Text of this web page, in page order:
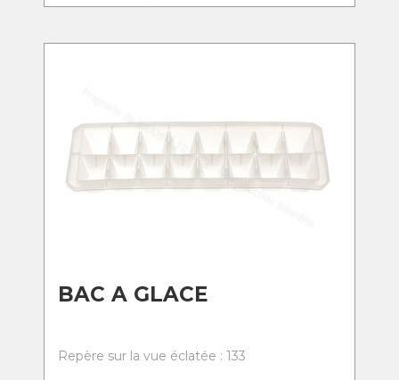
BAC A GLACE
Repère sur la vue éclatée : 133